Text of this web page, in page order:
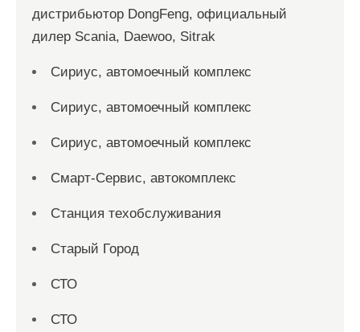
дистрибьютор DongFeng, официальный
дилер Scania, Daewoo, Sitrak
Сириус, автомоечный комплекс
Сириус, автомоечный комплекс
Сириус, автомоечный комплекс
Смарт-Сервис, автокомплекс
Станция техобслуживания
Старый Город
СТО
СТО